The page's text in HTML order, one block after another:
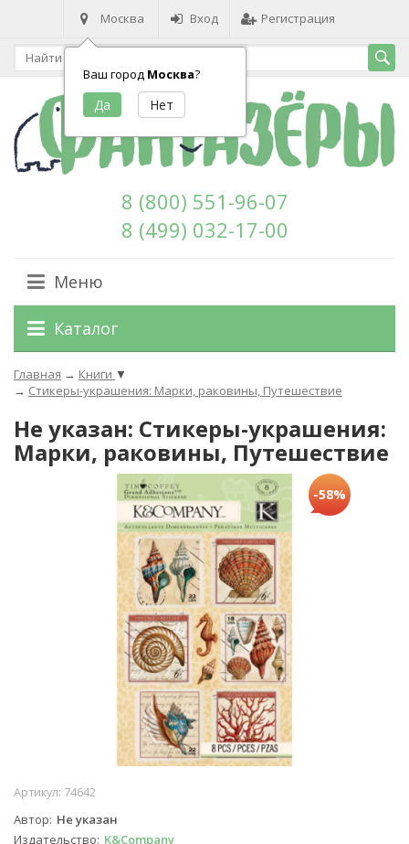
Москва
Ваш город Москва?
Вход Регистрация
8 (800) 551-96-07
8 (499) 032-17-00
Меню
Каталог
Главная → Книги ▼
→ Стикеры-украшения: Марки, раковины, Путешествие
Не указан: Стикеры-украшения:
Марки, раковины, Путешествие
-58%
Артикул: 74642
Автор Не указан
Издательство K&Company